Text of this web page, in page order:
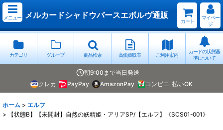
メニュー メルカードシャドウバースエボルヴ通販
カート
マイペー
ジ
カテゴリ グループ 商品検索 高価買取表 ご利用案内
カードの状態基
準について
朝9:00まで当日発送
クレカ
PayPay AmazonPay コンビニ 払いOK
ホーム > エルフ
>
【状態B】【未開封】自然の妖精姫・アリアSP/【エルフ】《SCS01-001》